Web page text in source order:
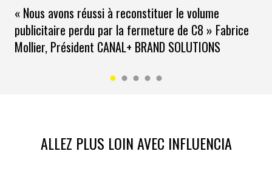
« Nous avons réussi à reconstituer le volume
publicitaire perdu par la fermeture de C8 » Fabrice
Mollier, Président CANAL+ BRAND SOLUTIONS
ALLEZ PLUS LOIN AVEC INFLUENCIA